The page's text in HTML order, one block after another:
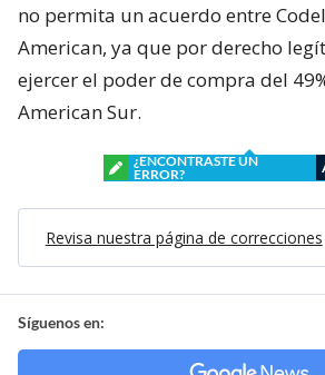
no permita un acuerdo entre
American, ya que por derecho
ejercer el poder de compra del
American Sur.
¿ENCONTRASTE UN
ERROR?
Revisa nuestra página de correcciones
Síguenos en: